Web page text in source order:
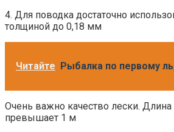
4. Для поводка достаточно
толщиной до 0,18 мм
Читайте Рыбалка по первому
Очень важно качество лески.
превышает 1 м